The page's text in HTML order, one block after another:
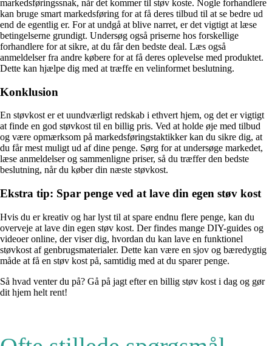
markedsføringssnak, når det kommer til støv koste. Nogle forhandlere
kan bruge smart markedsføring for at få deres tilbud til at se bedre ud
end de egentlig er. For at undgå at blive narret, er det vigtigt at læse
betingelserne grundigt. Undersøg også priserne hos forskellige
forhandlere for at sikre, at du får den bedste deal. Læs også
anmeldelser fra andre købere for at få deres oplevelse med produktet.
Dette kan hjælpe dig med at træffe en velinformet beslutning.
Konklusion
En støvkost er et uundværligt redskab i ethvert hjem, og det er vigtigt
at finde en god støvkost til en billig pris. Ved at holde øje med tilbud
og være opmærksom på markedsføringstaktikker kan du sikre dig, at
du får mest muligt ud af dine penge. Sørg for at undersøge markedet,
læse anmeldelser og sammenligne priser, så du træffer den bedste
beslutning, når du køber din næste støvkost.
Ekstra tip: Spar penge ved at lave din egen støv kost
Hvis du er kreativ og har lyst til at spare endnu flere penge, kan du
overveje at lave din egen støv kost. Der findes mange DIY-guides og
videoer online, der viser dig, hvordan du kan lave en funktionel
støvkost af genbrugsmaterialer. Dette kan være en sjov og bæredygtig
måde at få en støv kost på, samtidig med at du sparer penge.
Så hvad venter du på? Gå på jagt efter en billig støv kost i dag og gør
dit hjem helt rent!